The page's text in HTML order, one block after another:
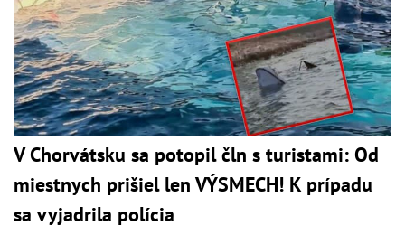
V Chorvátsku sa potopil čln s turistami: Od
miestnych prišiel len VÝSMECH! K prípadu
sa vyjadrila polícia